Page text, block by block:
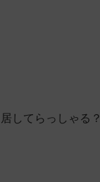
してらっしゃる？